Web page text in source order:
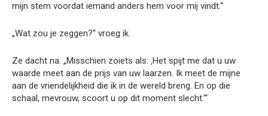
mijn stem voordat iemand anders hem voor mij vindt.“
„Wat zou je zeggen?“ vroeg ik.
Ze dacht na. „Misschien zoiets als: ‚Het spijt me dat u uw
waarde meet aan de prijs van uw laarzen. Ik meet de mijne
aan de vriendelijkheid die ik in de wereld breng. En op die
schaal, mevrouw, scoort u op dit moment slecht.‘“